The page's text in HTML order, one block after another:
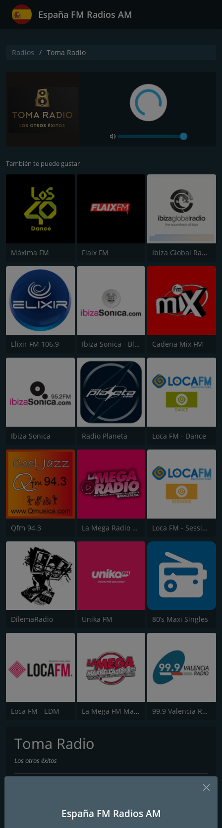
España FM Radios AM
Radios Toma Radio
También te puede gustar
Máxima FM Flaix FM Ibiza Global Radio
Elixir FM 106.9 Ibiza Sonica - Blue Marlin Ibiza Radio Cadena Mix FM
Ibiza Sonica Radio Planeta Loca FM - Dance
Qfm 94.3 La Mega Radio 91.7 FM Loca FM - Sessions
DilemaRadio Unika FM 80’s Maxi Singles
Loca FM - EDM La Mega FM Marbella 90.0 99.9 Valencia Radio
Toma Radio
Los otros éxitos
http://www.tomaradio.es
España FM Radios AM